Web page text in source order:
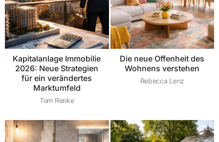
Kapitalanlage Immobilie
2026: Neue Strategien
für ein verändertes
Marktumfeld
Tom Renke
Die neue Offenheit des
Wohnens verstehen
Rebecca Lenz